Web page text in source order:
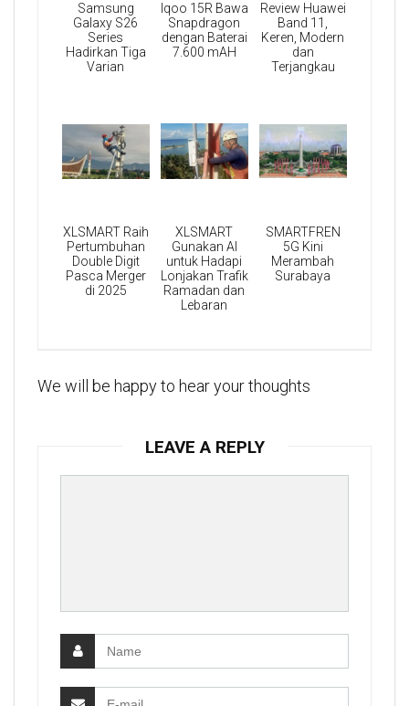
Samsung
Galaxy S26
Series
Hadirkan Tiga
Varian
Iqoo 15R Bawa
Snapdragon
dengan Baterai
7.600 mAH
Review Huawei
Band 11,
Keren, Modern
dan
Terjangkau
XLSMART Raih
Pertumbuhan
Double Digit
Pasca Merger
di 2025
XLSMART
Gunakan AI
untuk Hadapi
Lonjakan Trafik
Ramadan dan
Lebaran
SMARTFREN
5G Kini
Merambah
Surabaya
We will be happy to hear your thoughts
LEAVE A REPLY